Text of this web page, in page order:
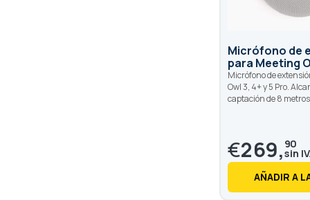
Micrófono de
para Meeting
Micrófono de
Owl 3, 4+ y 5 Pro.
captación de 8
€269, 90
AÑADIR A